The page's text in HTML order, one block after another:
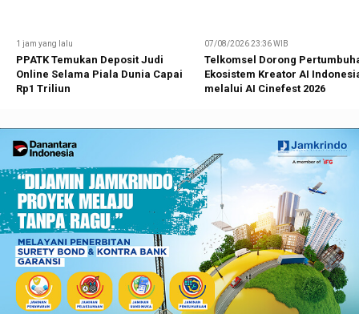
1 jam yang lalu
PPATK Temukan Deposit Judi
Online Selama Piala Dunia Capai
Rp1 Triliun
07/08/2026 23:36 WIB
Telkomsel Dorong
Ekosistem Kreator AI
melalui AI Cinefest 2026